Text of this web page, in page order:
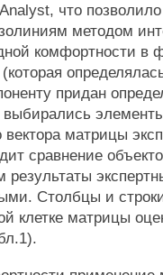
что
методом
комфортности в
придан
выбирались
вектора матрицы
сравнение
Столбцы и
клетке матрицы